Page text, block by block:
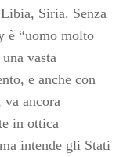
Siria. Senza
è “uomo molto
vasta
e anche con
ancora
in ottica
intende gli Stati